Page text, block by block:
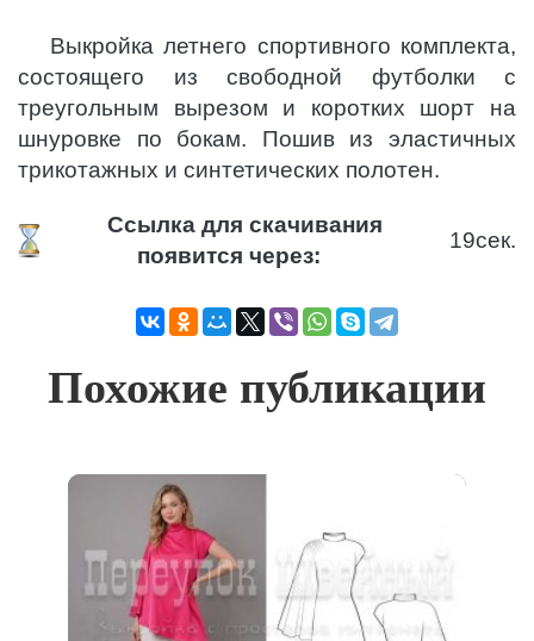
Выкройка летнего спортивного комплекта,
состоящего из свободной футболки с
треугольным вырезом и коротких шорт на
шнуровке по бокам. Пошив из эластичных
трикотажных и синтетических полотен.
Ссылка для скачивания
появится через:
19сек.
Похожие публикации